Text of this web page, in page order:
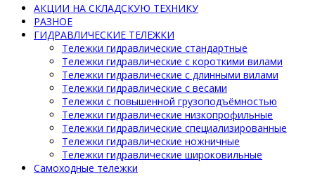
АКЦИИ НА СКЛАДСКУЮ ТЕХНИКУ
РАЗНОЕ
ГИДРАВЛИЧЕСКИЕ ТЕЛЕЖКИ
Тележки гидравлические стандартные
Тележки гидравлические с короткими вилами
Тележки гидравлические с длинными вилами
Тележки гидравлические с весами
Тележки с повышенной грузоподъёмностью
Тележки гидравлические низкопрофильные
Тележки гидравлические специализированные
Тележки гидравлические ножничные
Тележки гидравлические широковильные
Самоходные тележки